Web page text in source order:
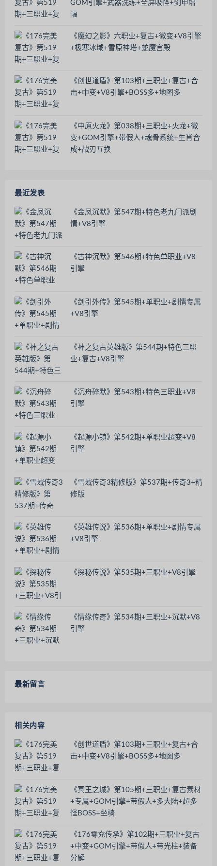
GOM引擎+武器洗练+全屏吸怪+剑甲增
幅
《魔幻之影》六职业+复古+微变+V8引擎
+极寒冰域+雪原神塔+蛇魔宫殿
《创世道盾》第103期+三职业+复古+合
击+中变+V8引擎+BOSS多+地图多
《中原火龙》第038期+三职业+火龙+微
变+GOM引擎+带假人+魂骨系统+生肖合
成+战刃互换
最近发表
《金凤沉默》第547期+特色老九门派剧
情+V8引擎
《古神沉默》第546期+特色单职业+V8
引擎
《剑引外传》第545期+单职业+剧情专属
+V8引擎
《神之复古英雄版》第544期+特色三职
业+复古+V8引擎
《沉舟碎默》第543期+特色三职业+V8
引擎
《起源小镇》第542期+单职业超变+V8
引擎
《雪域传奇3精修版》第537期+传奇3+精
修版
《英雄传说》第536期+单职业+剧情专属
+V8引擎
《探秘传说》第535期+三职业+V8引擎
《情缘传奇》第534期+三职业+沉默+V8
引擎
最新留言
相关内容
《创世道盾》第103期+三职业+复古+合
击+中变+V8引擎+BOSS多+地图多
《冥王之城》第105期+三职业+复古素材
+专属+GOM引擎+带假人+多大陆+超多
怪BOSS+坐骑
《176零充传承》第102期+三职业+复古
+中变+GOM引擎+带假人+带光柱+装备
分解